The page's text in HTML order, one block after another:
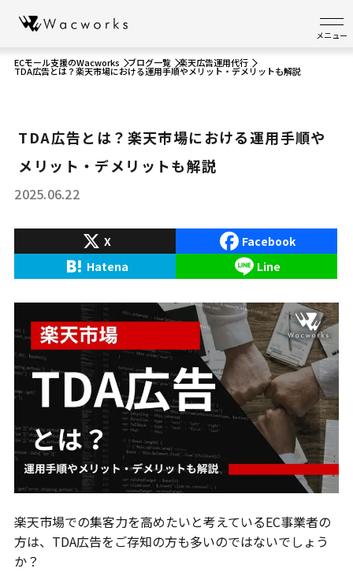
メニュー
ECモール支援のWacworks ブログ一覧 楽天広告運用代行
TDA広告とは？楽天市場における運用手順やメリット・デメリットも解説
TDA広告とは？楽天市場における運用手順や
メリット・デメリットも解説
2025.06.22
X
Facebook
Hatena
Line
楽天市場での集客力を高めたいと考えているEC事業者の
方は、TDA広告をご存知の方も多いのではないでしょう
か？